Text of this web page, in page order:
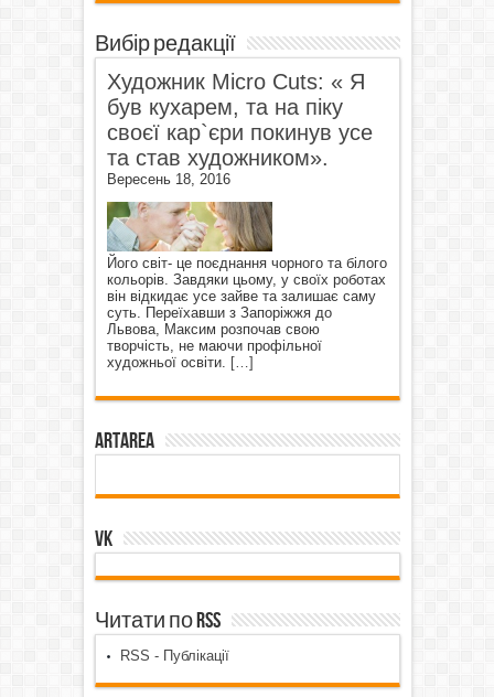
Вибір редакції
Художник Micro Cuts: « Я
був кухарем, та на піку
своєї кар`єри покинув усе
та став художником».
Вересень 18, 2016
Його світ- це поєднання чорного та білого
кольорів. Завдяки цьому, у своїх роботах
він відкидає усе зайве та залишає саму
суть. Переїхавши з Запоріжжя до
Львова, Максим розпочав свою
творчість, не маючи профільної
художньої освіти. […]
ArtArea
VK
Читати по RSS
RSS - Публікації